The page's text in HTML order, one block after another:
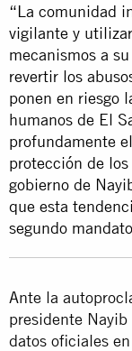
“La comunidad
vigilante y
mecanismos a
revertir los
ponen en riesgo
humanos de El
profundamente
protección de
gobierno de
que esta
segundo
Ante la
presidente
datos oficiales